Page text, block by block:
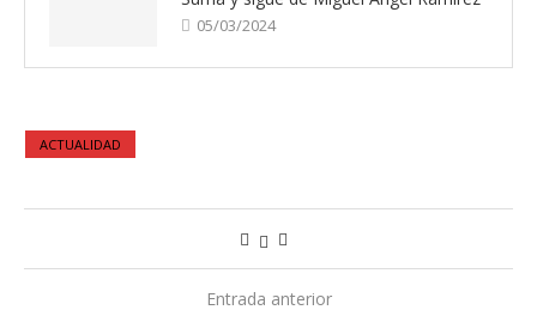
05/03/2024
ACTUALIDAD
Entrada anterior